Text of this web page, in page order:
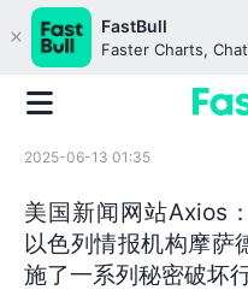
FastBull
Faster Charts,
2025-06-13 01:35
美国新闻网站Axios
以色列情报机构摩萨
施了一系列秘密破坏行